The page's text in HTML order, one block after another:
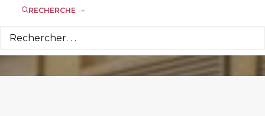
RECHERCHE
grève de la faim
4 MAI 2017